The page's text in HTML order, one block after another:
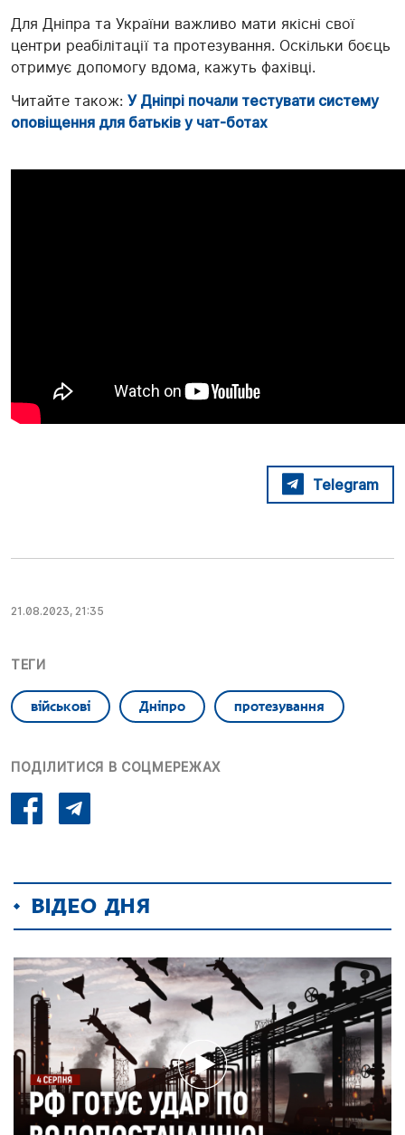
Для Дніпра та України важливо мати якісні свої
центри реабілітації та протезування. Оскільки боєць
отримує допомогу вдома, кажуть фахівці.
Читайте також: У Дніпрі почали тестувати систему
оповіщення для батьків у чат-ботах
Telegram
21.08.2023, 21:35
ТЕГИ
військові Дніпро протезування
ПОДІЛИТИСЯ В СОЦМЕРЕЖАХ
ВІДЕО ДНЯ